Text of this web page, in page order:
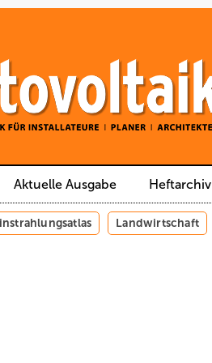
Aktuelle Ausgabe Heftarchiv
Landwirtschaft